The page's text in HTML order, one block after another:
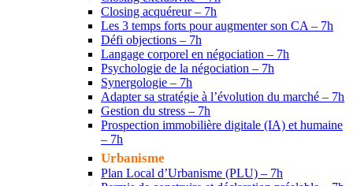
Closing acquéreur – 7h
Les 3 temps forts pour augmenter son CA – 7h
Défi objections – 7h
Langage corporel en négociation – 7h
Psychologie de la négociation – 7h
Synergologie – 7h
Adapter sa stratégie à l’évolution du marché – 7h
Gestion du stress – 7h
Prospection immobilière digitale (IA) et humaine
– 7h
Urbanisme
Plan Local d’Urbanisme (PLU) – 7h